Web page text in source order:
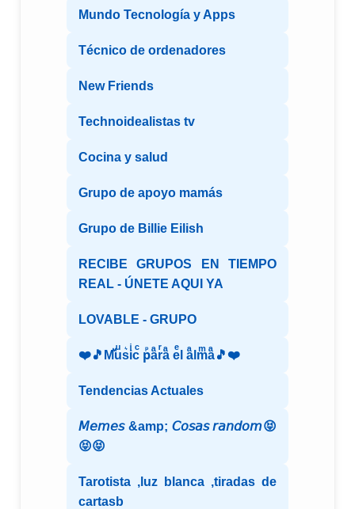
Mundo Tecnología y Apps
Técnico de ordenadores
New Friends
Technoidealistas tv
Cocina y salud
Grupo de apoyo mamás
Grupo de Billie Eilish
RECIBE GRUPOS EN TIEMPO
REAL - ÚNETE AQUI YA
LOVABLE - GRUPO
❤️🎵Mⷨuͧs͛iͥcͨ рⷬaͣrͬaͣ eͤl aͣlmͫaͣ🎵❤️
Tendencias Actuales
𝘔𝘦𝘮𝘦𝘴 &amp; 𝘊𝘰𝘴𝘢𝘴 𝘳𝘢𝘯𝘥𝘰𝘮😝
😝😝
Tarotista ,luz blanca ,tiradas de
cartasb